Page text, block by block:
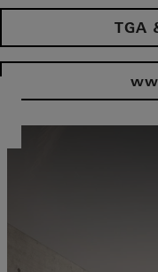
TGA